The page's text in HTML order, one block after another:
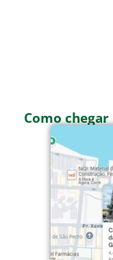
Como chegar